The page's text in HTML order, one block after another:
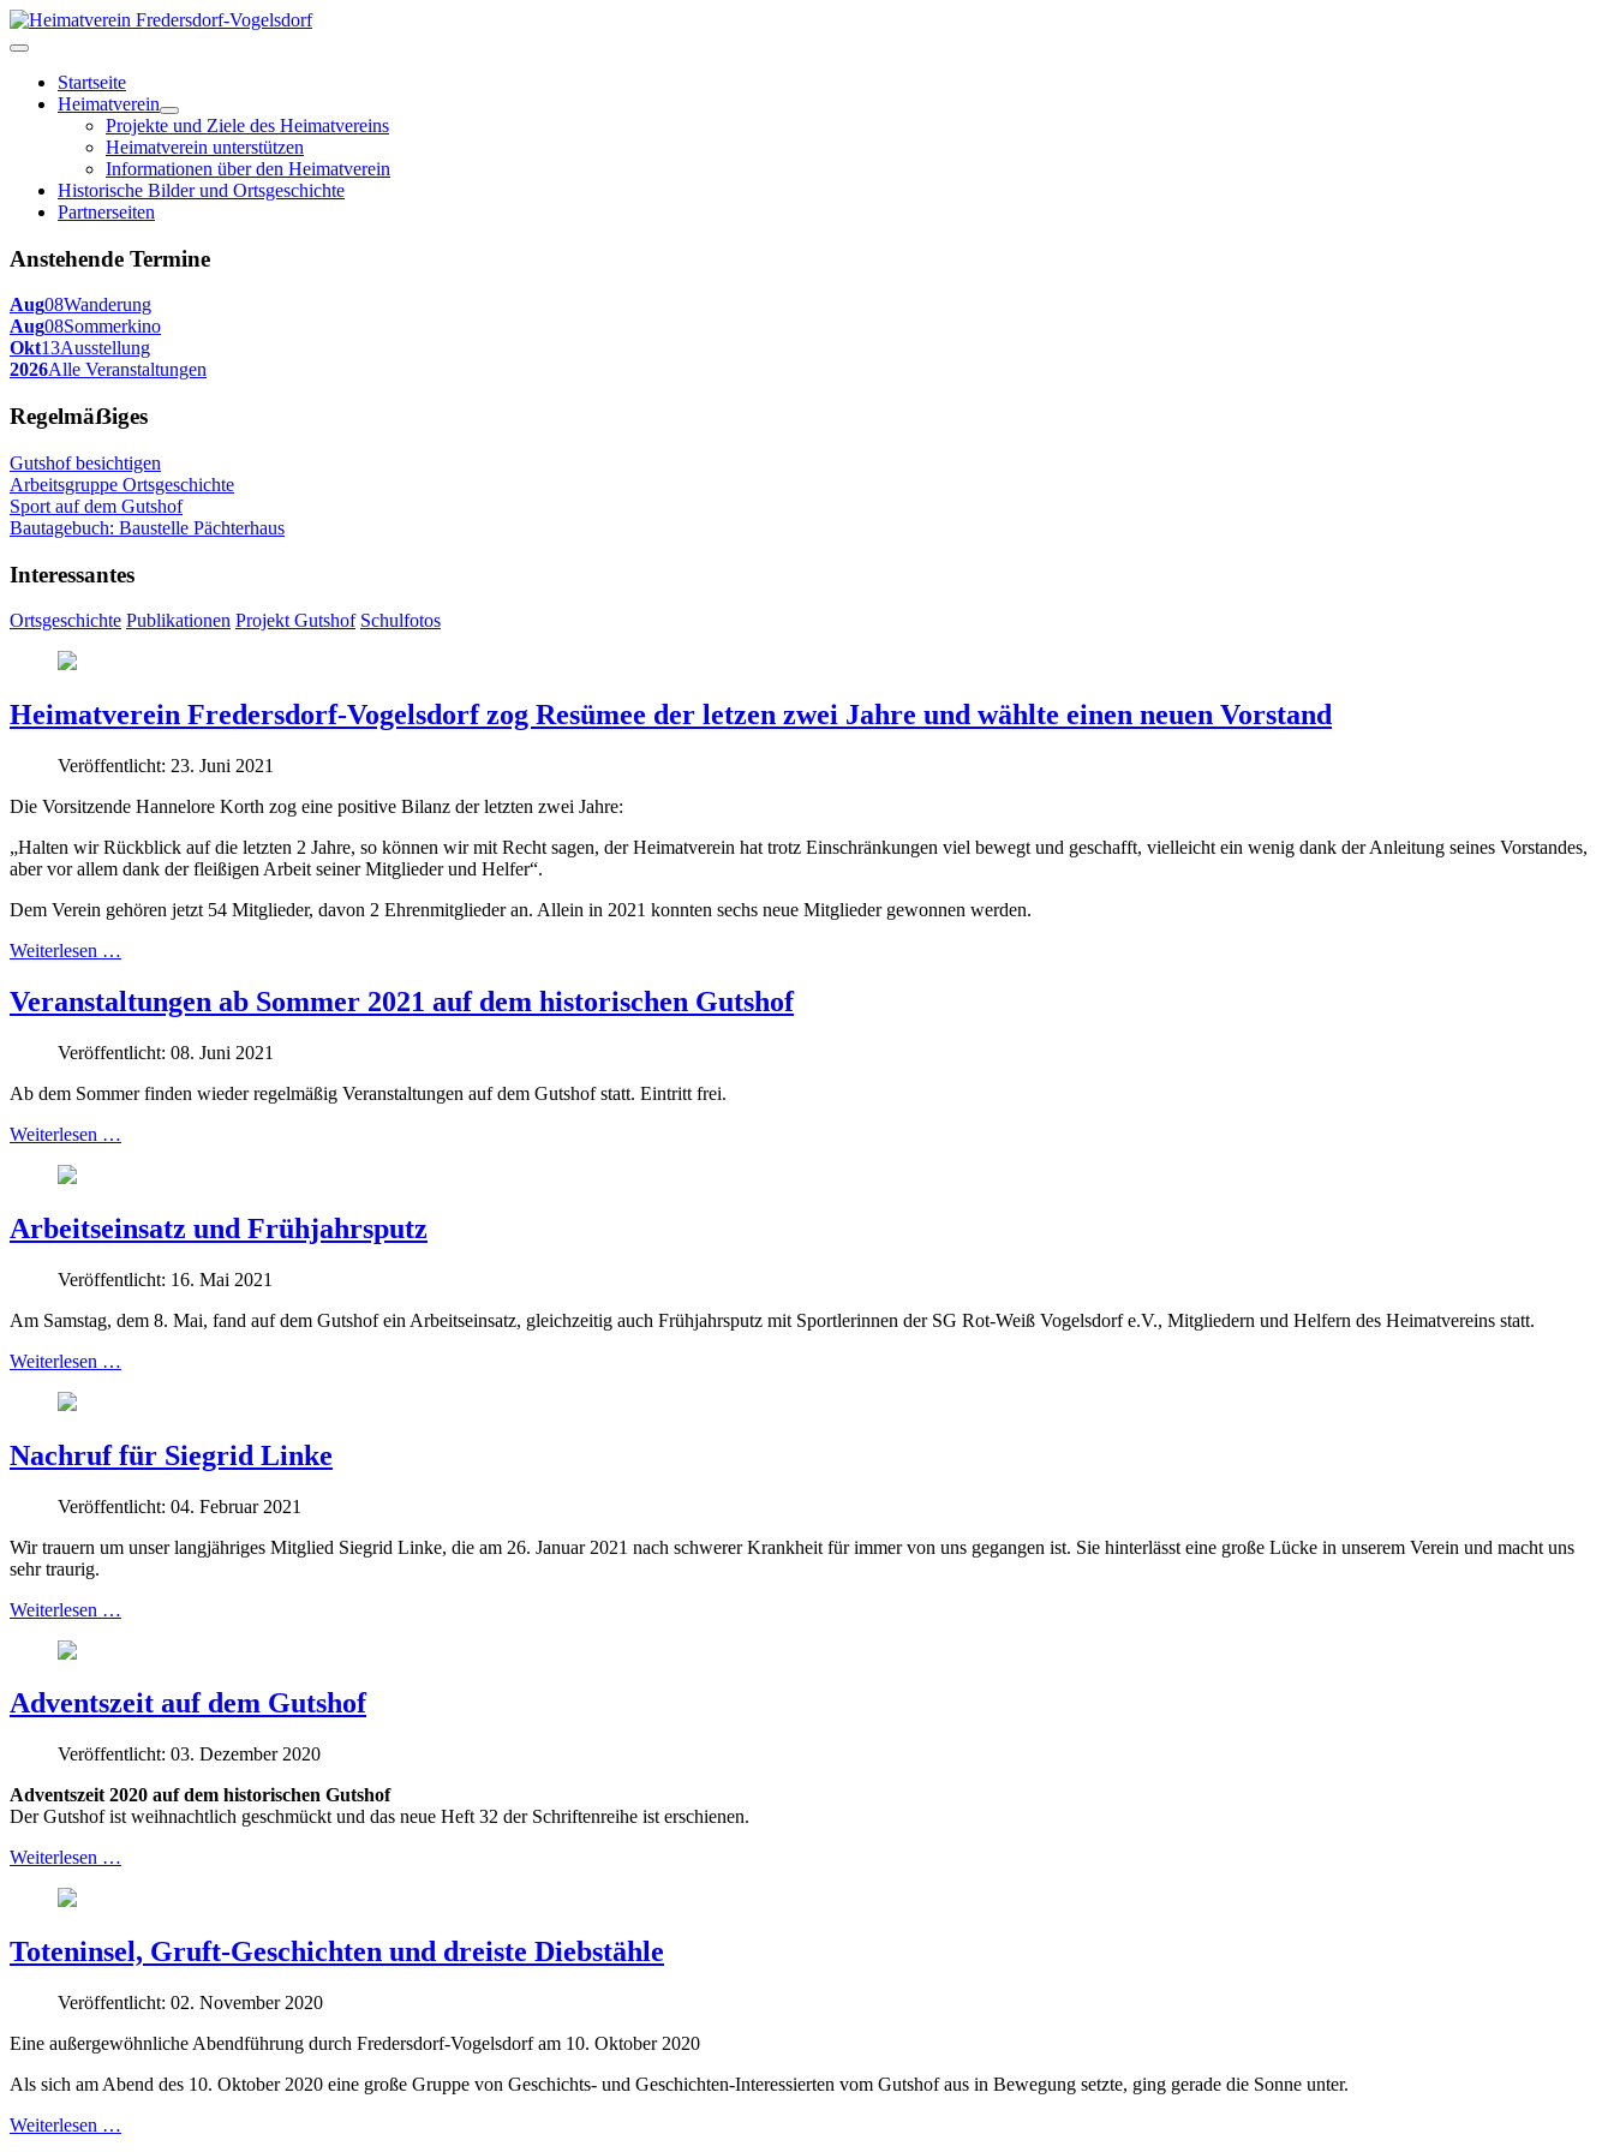
Startseite
Heimatverein
Projekte und Ziele des Heimatvereins
Heimatverein unterstützen
Informationen über den Heimatverein
Historische Bilder und Ortsgeschichte
Partnerseiten
Anstehende Termine
Aug08Wanderung
Aug08Sommerkino
Okt13Ausstellung
2026Alle Veranstaltungen
Regelmäẞiges
Gutshof besichtigen
Arbeitsgruppe Ortsgeschichte
Sport auf dem Gutshof
Bautagebuch: Baustelle Pächterhaus
Interessantes
Ortsgeschichte Publikationen Projekt Gutshof Schulfotos
Heimatverein Fredersdorf-Vogelsdorf zog Resümee der letzen zwei Jahre und wählte einen neuen Vorstand
Veröffentlicht: 23. Juni 2021
Die Vorsitzende Hannelore Korth zog eine positive Bilanz der letzten zwei Jahre:
„Halten wir Rückblick auf die letzten 2 Jahre, so können wir mit Recht sagen, der Heimatverein hat trotz Einschränkungen viel bewegt und geschafft, vielleicht ein wenig dank der Anleitung seines Vorstandes,
aber vor allem dank der fleißigen Arbeit seiner Mitglieder und Helfer“.
Dem Verein gehören jetzt 54 Mitglieder, davon 2 Ehrenmitglieder an. Allein in 2021 konnten sechs neue Mitglieder gewonnen werden.
Weiterlesen …
Veranstaltungen ab Sommer 2021 auf dem historischen Gutshof
Veröffentlicht: 08. Juni 2021
Ab dem Sommer finden wieder regelmäßig Veranstaltungen auf dem Gutshof statt. Eintritt frei.
Weiterlesen …
Arbeitseinsatz und Frühjahrsputz
Veröffentlicht: 16. Mai 2021
Am Samstag, dem 8. Mai, fand auf dem Gutshof ein Arbeitseinsatz, gleichzeitig auch Frühjahrsputz mit Sportlerinnen der SG Rot-Weiß Vogelsdorf e.V., Mitgliedern und Helfern des Heimatvereins statt.
Weiterlesen …
Nachruf für Siegrid Linke
Veröffentlicht: 04. Februar 2021
Wir trauern um unser langjähriges Mitglied Siegrid Linke, die am 26. Januar 2021 nach schwerer Krankheit für immer von uns gegangen ist. Sie hinterlässt eine große Lücke in unserem Verein und macht uns
sehr traurig.
Weiterlesen …
Adventszeit auf dem Gutshof
Veröffentlicht: 03. Dezember 2020
Adventszeit 2020 auf dem historischen Gutshof
Der Gutshof ist weihnachtlich geschmückt und das neue Heft 32 der Schriftenreihe ist erschienen.
Weiterlesen …
Toteninsel, Gruft-Geschichten und dreiste Diebstähle
Veröffentlicht: 02. November 2020
Eine außergewöhnliche Abendführung durch Fredersdorf-Vogelsdorf am 10. Oktober 2020
Als sich am Abend des 10. Oktober 2020 eine große Gruppe von Geschichts- und Geschichten-Interessierten vom Gutshof aus in Bewegung setzte, ging gerade die Sonne unter.
Weiterlesen …